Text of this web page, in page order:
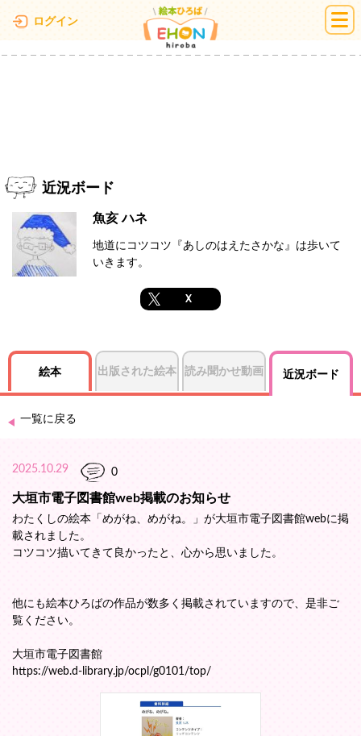
ログイン 絵本ひろば
近況ボード
魚亥 ハネ
地道にコツコツ『あしのはえたさかな』は歩いて
いきます。
X
絵本 出版された絵本 読み聞かせ動画 近況ボード
一覧に戻る
2025.10.29 0
大垣市電子図書館web掲載のお知らせ
わたくしの絵本「めがね、めがね。」が大垣市電子図書館webに掲
載されました。
コツコツ描いてきて良かったと、心から思いました。
他にも絵本ひろばの作品が数多く掲載されていますので、是非ご
覧ください。
大垣市電子図書館
https://web.d-library.jp/ocpl/g0101/top/